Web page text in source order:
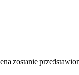
zostanie